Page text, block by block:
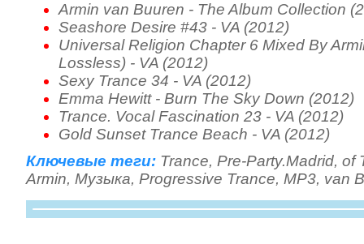
Armin van Buuren - The Album Collection
Seashore Desire #43 - VA (2012)
Universal Religion Chapter 6 Mixed By
Lossless) - VA (2012)
Sexy Trance 34 - VA (2012)
Emma Hewitt - Burn The Sky Down (2012)
Trance. Vocal Fascination 23 - VA (2012)
Gold Sunset Trance Beach - VA (2012)
Ключевые теги: Trance, Pre-Party.Madrid, of
Armin, Музыка, Progressive Trance, МР3, van